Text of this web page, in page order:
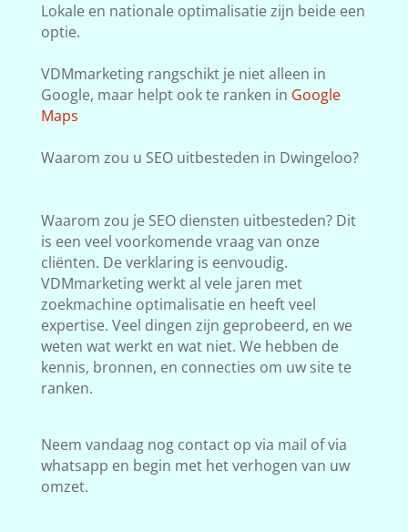
Lokale en nationale optimalisatie zijn beide een
optie.
VDMmarketing rangschikt je niet alleen in
Google, maar helpt ook te ranken in Google
Maps
Waarom zou u SEO uitbesteden in Dwingeloo?
Waarom zou je SEO diensten uitbesteden? Dit
is een veel voorkomende vraag van onze
cliënten. De verklaring is eenvoudig.
VDMmarketing werkt al vele jaren met
zoekmachine optimalisatie en heeft veel
expertise. Veel dingen zijn geprobeerd, en we
weten wat werkt en wat niet. We hebben de
kennis, bronnen, en connecties om uw site te
ranken.
Neem vandaag nog contact op via mail of via
whatsapp en begin met het verhogen van uw
omzet.